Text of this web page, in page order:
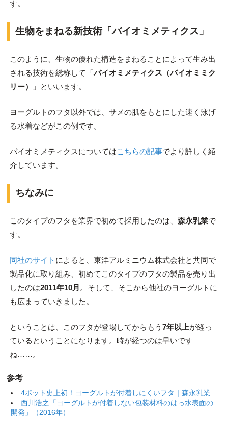
す。
生物をまねる新技術「バイオミメティクス」
このように、生物の優れた構造をまねることによって生み出
される技術を総称して「バイオミメティクス（バイオミミク
リー）
」といいます。
ヨーグルトのフタ以外では、サメの肌をもとにした速く泳げ
る水着などがこの例です。
バイオミメティクスについてはこちらの記事でより詳しく紹
介しています。
ちなみに
このタイプのフタを業界で初めて採用したのは、 森永乳業で
す。
同社のサイト によると、東洋アルミニウム株式会社と共同で
製品化に取り組み、初めてこのタイプのフタの製品を売り出
したのは2011年10月 。そして、そこから他社のヨーグルトに
も広まっていきました。
ということは、このフタが登場してからもう 7年以上が経っ
ているということになります。時が経つのは早いです
ね……。
参考
4ポット史上初！ヨーグルトが付着しにくいフタ｜森永乳業
西川浩之「ヨーグルトが付着しない包装材料のはっ水表面の
開発」（2016年）